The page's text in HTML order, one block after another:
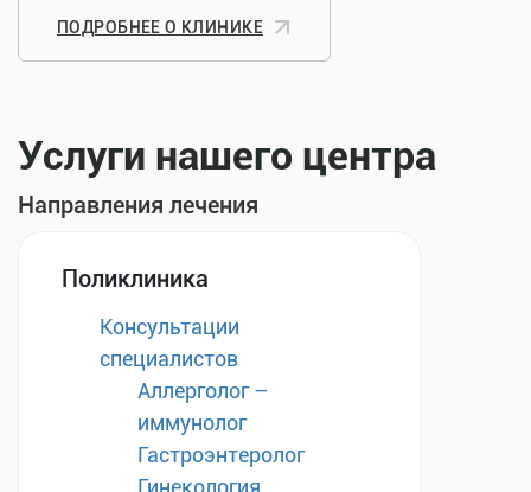
ПОДРОБНЕЕ О КЛИНИКЕ
Услуги нашего центра
Направления лечения
Поликлиника
Консультации
специалистов
Аллерголог –
иммунолог
Гастроэнтеролог
Гинекология